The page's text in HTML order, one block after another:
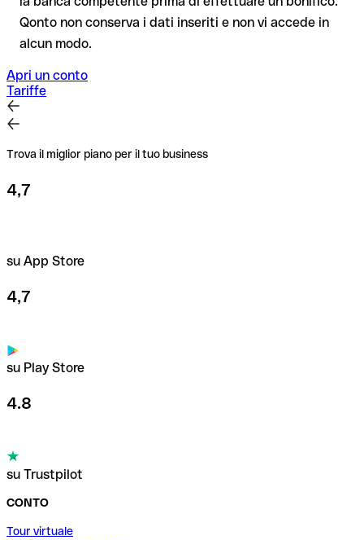
Consiglio: verifica ogni IBAN prima di un bonifico con il nostro
per importi elevati o nuovi rapporti commerciali.
Qonto non conserva i dati inseriti e non vi accede in
alcun modo.
Apri un conto
Tariffe
Trova il miglior piano per il tuo business
4,7
su App Store
4,7
su Play Store
4.8
su Trustpilot
CONTO
Tour virtuale